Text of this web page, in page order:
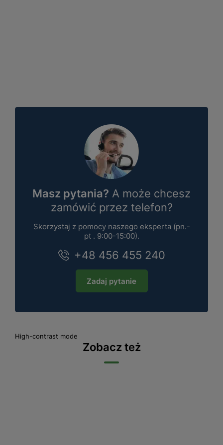
Masz pytania? A może chcesz
zamówić przez telefon?
Skorzystaj z pomocy naszego eksperta (pn.-
pt . 9:00-15:00).
+48 456 455 240
Zadaj pytanie
High-contrast mode
Zobacz też